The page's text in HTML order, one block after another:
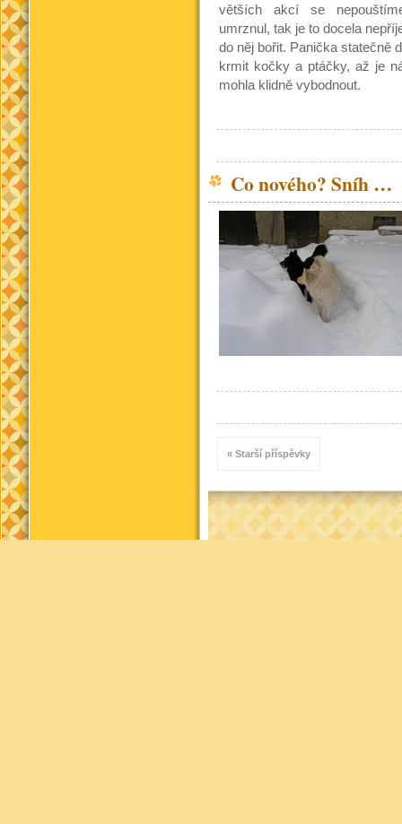
větších akcí se
umrznul, tak je to docela
do něj bořit. Panička statečně
krmit kočky a ptáčky, až je
mohla klidně vybodnout.
Co nového? Sníh …
« Starší příspěvky